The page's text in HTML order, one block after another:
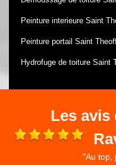
Peinture interieure Saint
Peinture portail Saint
Hydrofuge de toiture Saint
Les avis
"Au top,